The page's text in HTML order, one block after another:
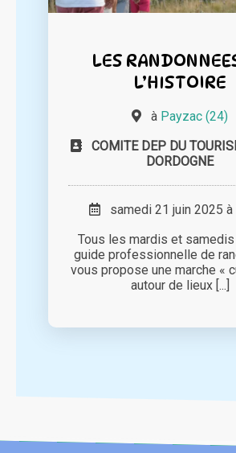
LES
L’HISTOIRE
à Payzac (24)
COMITE DEP DU
DORDOGNE
samedi 21 juin 2025 à
Tous les mardis et samedis
guide professionnelle de
vous propose une marche «
autour de lieux [...]